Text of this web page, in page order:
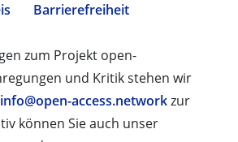
Barrierefreiheit
zum Projekt open-
und Kritik stehen wir
info@open-access.networkzur
können Sie auch unser